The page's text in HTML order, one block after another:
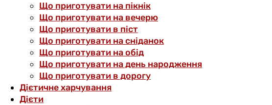
Що приготувати на пікнік
Що приготувати на вечерю
Що приготувати в піст
Що приготувати на сніданок
Що приготувати на обід
Що приготувати на день народження
Що приготувати в дорогу
Дієтичне харчування
Дієти